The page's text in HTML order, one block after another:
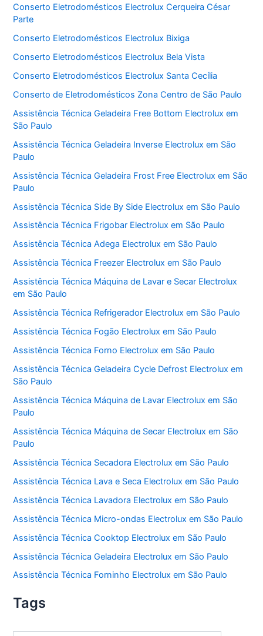
Conserto Eletrodomésticos Electrolux Cerqueira César
Parte
Conserto Eletrodomésticos Electrolux Bixiga
Conserto Eletrodomésticos Electrolux Bela Vista
Conserto Eletrodomésticos Electrolux Santa Cecília
Conserto de Eletrodomésticos Zona Centro de São Paulo
Assistência Técnica Geladeira Free Bottom Electrolux em
São Paulo
Assistência Técnica Geladeira Inverse Electrolux em São
Paulo
Assistência Técnica Geladeira Frost Free Electrolux em São
Paulo
Assistência Técnica Side By Side Electrolux em São Paulo
Assistência Técnica Frigobar Electrolux em São Paulo
Assistência Técnica Adega Electrolux em São Paulo
Assistência Técnica Freezer Electrolux em São Paulo
Assistência Técnica Máquina de Lavar e Secar Electrolux
em São Paulo
Assistência Técnica Refrigerador Electrolux em São Paulo
Assistência Técnica Fogão Electrolux em São Paulo
Assistência Técnica Forno Electrolux em São Paulo
Assistência Técnica Geladeira Cycle Defrost Electrolux em
São Paulo
Assistência Técnica Máquina de Lavar Electrolux em São
Paulo
Assistência Técnica Máquina de Secar Electrolux em São
Paulo
Assistência Técnica Secadora Electrolux em São Paulo
Assistência Técnica Lava e Seca Electrolux em São Paulo
Assistência Técnica Lavadora Electrolux em São Paulo
Assistência Técnica Micro-ondas Electrolux em São Paulo
Assistência Técnica Cooktop Electrolux em São Paulo
Assistência Técnica Geladeira Electrolux em São Paulo
Assistência Técnica Forninho Electrolux em São Paulo
Tags